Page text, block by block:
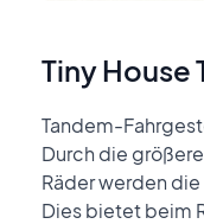
Tiny House
Tandem-
Durch die
Räder werden
Dies bietet beim